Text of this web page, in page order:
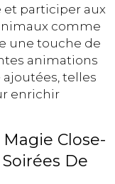
participer aux
comme
une touche de
animations
telles
enrichir
Close-
De